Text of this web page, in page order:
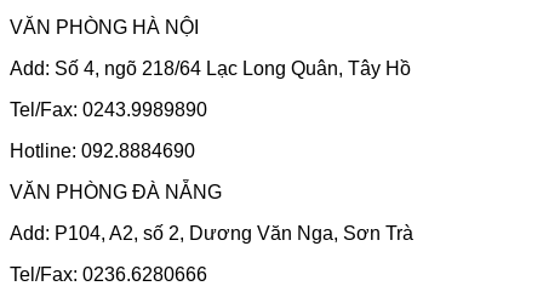
VĂN PHÒNG HÀ NỘI
Add: Số 4, ngõ 218/64 Lạc Long Quân, Tây Hồ
Tel/Fax: 0243.9989890
Hotline: 092.8884690
VĂN PHÒNG ĐÀ NẴNG
Add: P104, A2, số 2, Dương Văn Nga, Sơn Trà
Tel/Fax: 0236.6280666